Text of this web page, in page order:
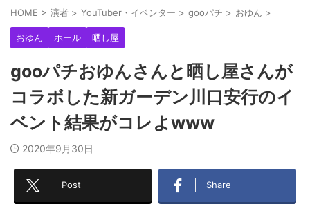
HOME > 演者 > YouTuber・イベンター > gooパチ > おゆん >
おゆん ホール 晒し屋
gooパチおゆんさんと晒し屋さんが
コラボした新ガーデン川口安行のイ
ベント結果がコレよwww
2020年9月30日
Post Share